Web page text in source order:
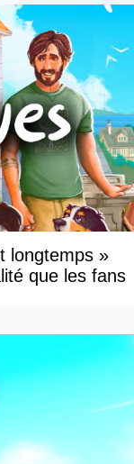
longtemps »
que les fans